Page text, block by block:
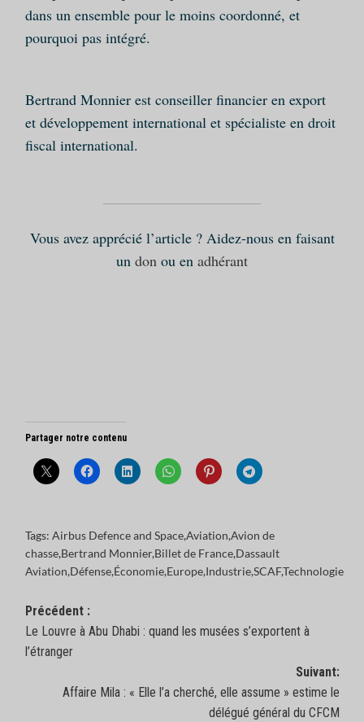
dans un ensemble pour le moins coordonné, et
pourquoi pas intégré.
Bertrand Monnier est conseiller financier en export
et développement international et spécialiste en droit
fiscal international.
Vous avez apprécié l’article ? Aidez-nous en faisant
un don ou en adhérant
Partager notre contenu
Tags: Airbus Defence and Space,Aviation,Avion de
chasse,Bertrand Monnier,Billet de France,Dassault
Aviation,Défense,Économie,Europe,Industrie,SCAF,Technologie
Navigation
d’article
Précédent :
Le Louvre à Abu Dhabi : quand les musées s’exportent à
l’étranger
Suivant:
Affaire Mila : « Elle l’a cherché, elle assume » estime le
délégué général du CFCM